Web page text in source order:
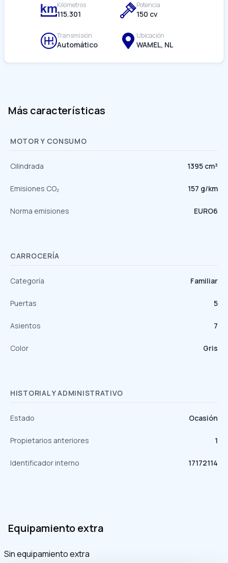
Kilómetros
115.301
Potencia
150 cv
Transmisión
Automático
Ubicación
WAMEL, NL
Más características
MOTOR Y CONSUMO
Cilindrada 1395 cm³
Emisiones CO₂ 157 g/km
Norma emisiones EURO6
CARROCERÍA
Categoría Familiar
Puertas 5
Asientos 7
Color Gris
HISTORIAL Y ADMINISTRATIVO
Estado Ocasión
Propietarios anteriores 1
Identificador interno 17172114
Equipamiento extra
Sin equipamiento extra